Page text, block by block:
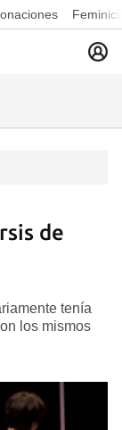
de
tenía
los mismos